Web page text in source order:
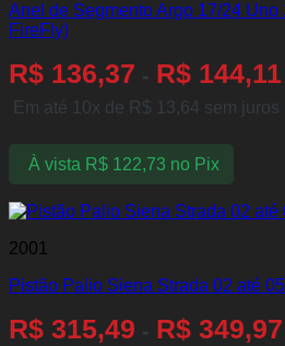
Anel de Segmento Argo 17/24 Uno
FireFly)
R$ 136,37 - R$ 144,11
Em até 10x de R$ 13,64 sem juros
À vista R$122,73 no Pix
2001
Pistão Palio Siena Strada 02 até
R$ 315,49 - R$ 349,97